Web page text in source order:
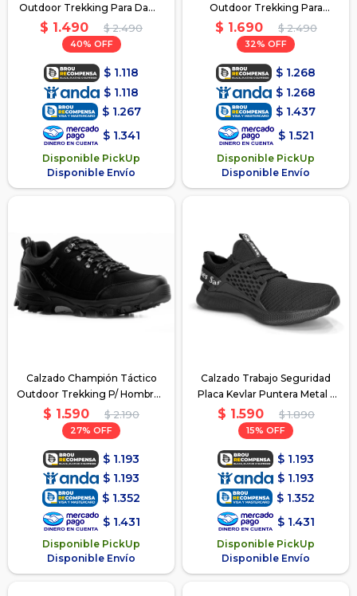
Outdoor Trekking Para Dama
- Violeta
$ 1.490 $ 2.490
40
$ 1.118
$ 1.118
$ 1.267
$ 1.341
Disponible PickUp
Disponible Envío
Outdoor Trekking Para
Hombre - Negro
$ 1.690 $ 2.490
32
$ 1.268
$ 1.268
$ 1.437
$ 1.521
Disponible PickUp
Disponible Envío
Calzado Champión Táctico
Outdoor Trekking P/ Hombre -
Negro
$ 1.590 $ 2.190
27
$ 1.193
$ 1.193
$ 1.352
$ 1.431
Disponible PickUp
Disponible Envío
Calzado Trabajo Seguridad
Placa Kevlar Puntera Metal -
negro
$ 1.590 $ 1.890
15
$ 1.193
$ 1.193
$ 1.352
$ 1.431
Disponible PickUp
Disponible Envío